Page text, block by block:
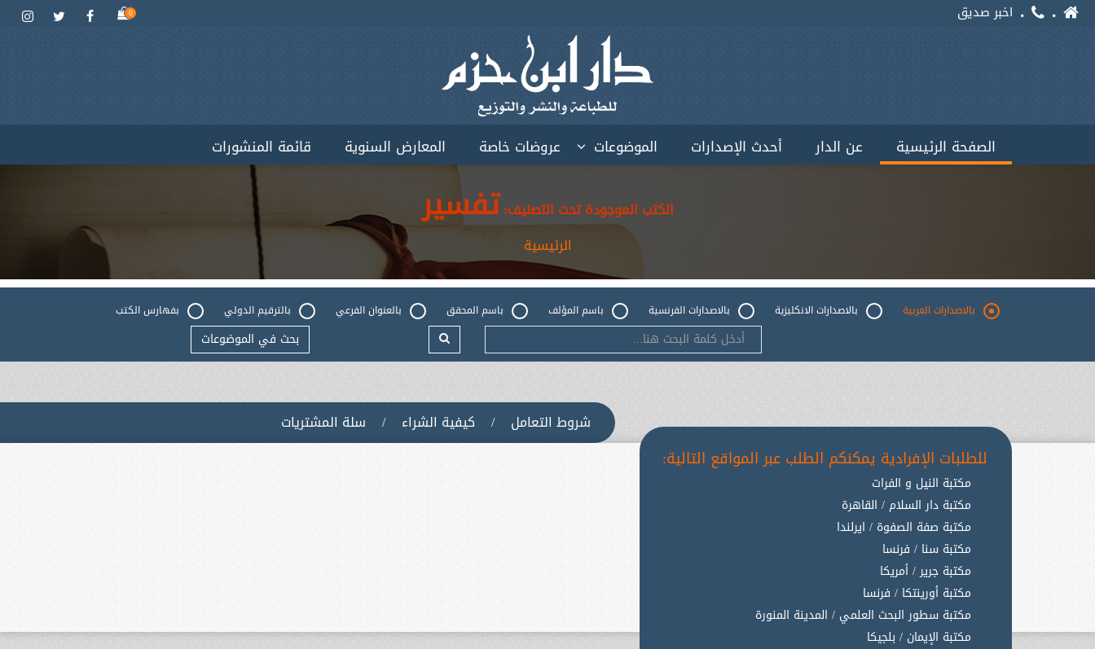
0 اخبر صديق
الصفحة الرئيسية عن الدار أحدث الإصدارات الموضوعات عروضات خاصة المعارض السنوية قائمة المنشورات
الكتب الموجودة تحت التصنيف: تفسير
الرئيسية
بالاصدارات العربية بالاصدارات الانكليزية بالاصدارات الفرنسية باسم المؤلف باسم المحقق بالعنوان الفرعي بالترقيم الدولي بفهارس الكتب
بحث في الموضوعات
شروط التعامل / كيفية الشراء / سلة المشتريات
للطلبات الإفرادية يمكنكم الطلب عبر المواقع التالية:
مكتبة النيل و الفرات
مكتبة دار السلام / القاهرة
مكتبة صفة الصفوة / ايرلندا
مكتبة سنا / فرنسا
مكتبة جرير / أمريكا
مكتبة أورينتكا / فرنسا
مكتبة سطور البحث العلمي / المدينة المنورة
مكتبة الإيمان / بلجيكا